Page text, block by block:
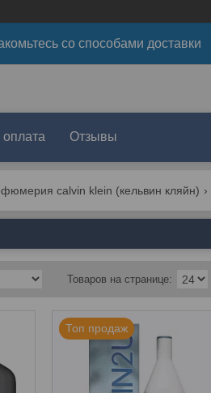
со способами доставки
оплата Отзывы
calvin klein (кельвин кляйн)
Топ продаж